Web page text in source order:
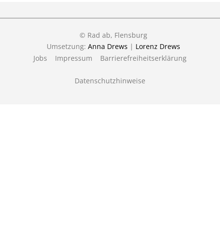
© Rad ab, Flensburg
Umsetzung: Anna Drews | Lorenz Drews
Jobs
Impressum Barrierefreiheitserklärung
Datenschutzhinweise